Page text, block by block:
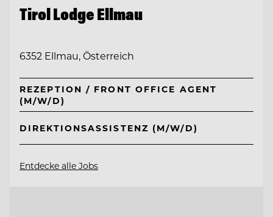
Tirol Lodge Ellmau
6352 Ellmau, Österreich
REZEPTION / FRONT OFFICE AGENT
(M/W/D)
DIREKTIONSASSISTENZ (M/W/D)
Entdecke alle Jobs